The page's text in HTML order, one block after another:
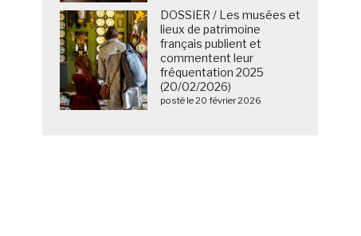
DOSSIER / Les musées et
lieux de patrimoine
français publient et
commentent leur
fréquentation 2025
(20/02/2026)
posté le 20 février 2026